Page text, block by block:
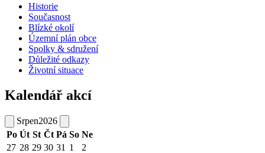
Historie
Současnost
Blízké okolí
Územní plán obce
Spolky & sdružení
Důležité odkazy
Životní situace
Kalendář akcí
Srpen2026
Po Út St Čt Pá So Ne
27 28 29 30 31 1
2